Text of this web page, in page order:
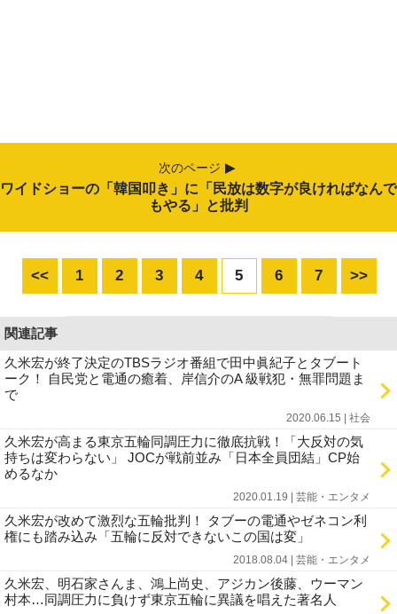
次のページ
ワイドショーの「韓国叩き」に「民放は数字が良ければなんで
もやる」と批判
<< 1 2 3 4 5 6 7 >>
関連記事
久米宏が終了決定のTBSラジオ番組で田中眞紀子とタブート
ーク！ 自民党と電通の癒着、岸信介のA 級戦犯・無罪問題ま
で
2020.06.15 | 社会
久米宏が高まる東京五輪同調圧力に徹底抗戦！「大反対の気
持ちは変わらない」 JOCが戦前並み「日本全員団結」CP始
めるなか
2020.01.19 | 芸能・エンタメ
久米宏が改めて激烈な五輪批判！ タブーの電通やゼネコン利
権にも踏み込み「五輪に反対できないこの国は変」
2018.08.04 | 芸能・エンタメ
久米宏、明石家さんま、鴻上尚史、アジカン後藤、ウーマン
村本…同調圧力に負けず東京五輪に異議を唱えた著名人